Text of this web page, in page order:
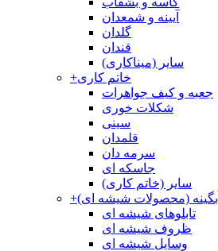
آیینه و شمعدان
گلدان
قندان
سایر (میناکاری)
+خاتم کاری
جعبه و کیف جواهرات
شکلات خوری
سینی
قلمدان
سرمه دان
جاسکه ای
سایر (خاتم کاری)
+آبگینه (محصولات شیشه ای)
تابلوهای شیشه ای
ظروف شیشه ای
وسایل شیشه ای